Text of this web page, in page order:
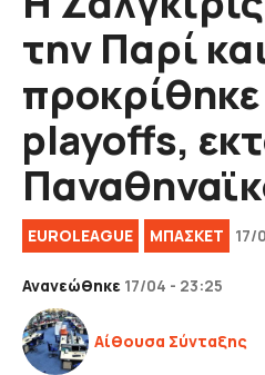
την Παρί
playoffs,
EUROLEAGUE ΜΠΑΣΚΕΤ 17/
Ανανεώθηκε 17/04 - 23:25
Αίθουσα Σύνταξης